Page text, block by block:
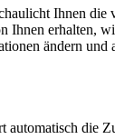
Ihnen die
Ihnen erhalten,
ändern und
automatisch die